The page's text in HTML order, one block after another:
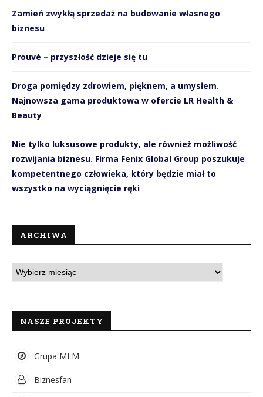
Zamień zwykłą sprzedaż na budowanie własnego
biznesu
Prouvé – przyszłość dzieje się tu
Droga pomiędzy zdrowiem, pięknem, a umysłem.
Najnowsza gama produktowa w ofercie LR Health &
Beauty
Nie tylko luksusowe produkty, ale również możliwość
rozwijania biznesu. Firma Fenix Global Group poszukuje
kompetentnego człowieka, który będzie miał to
wszystko na wyciągnięcie ręki
ARCHIWA
NASZE PROJEKTY
Grupa MLM
Biznesfan